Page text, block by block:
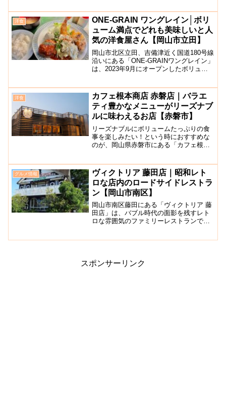
赤煉瓦の映えるレトロな雰囲気です。
11:00～14:3...
洋食
ONE-GRAIN ワングレイン│ボリ
ューム満点でどれも美味しいと人
気の洋食屋さん【岡山市立田】
岡山市北区立田、吉備津近く国道180号線
沿いにある「ONE-GRAINワングレイン」
は、2023年9月にオープンしたボリュー
のある雰囲気で、数多くのテーブル席を
完備。ラ...
洋食
カフェ根本商店 赤磐店｜バラエ
ティ豊かなメニューがリーズナブ
ルに味わえるお店【赤磐市】
リーズナブルにボリュームたっぷりの食
事を楽しみたい！という時におすすめな
のが、岡山県赤磐市にある「カフェ根本
店。店内は広々としており、ボックス型
のテーブル席のほかカ...
グルメ情報
ヴィクトリア 藤田店｜昭和レト
ロな店内のロードサイドレストラ
ン【岡山市南区】
岡山市南区藤田にある「ヴィクトリア 藤
田店」は、バブル時代の面影を残すレト
ロな雰囲気のファミリーレストランで
スポンサーリンク